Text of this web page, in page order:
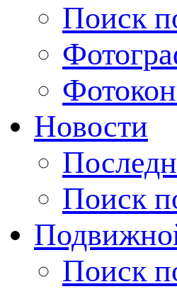
Поиск
Новости
Поиск
Поиск